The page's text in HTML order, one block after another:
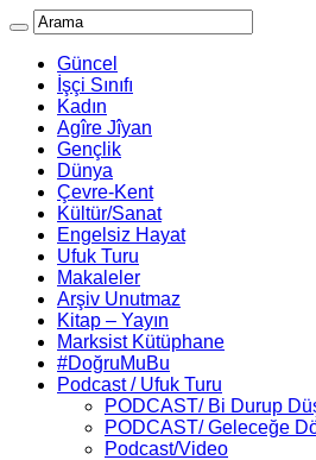
Güncel
İşçi Sınıfı
Kadın
Agîre Jîyan
Gençlik
Dünya
Çevre-Kent
Kültür/Sanat
Engelsiz Hayat
Ufuk Turu
Makaleler
Arşiv Unutmaz
Kitap – Yayın
Marksist Kütüphane
#DoğruMuBu
Podcast / Ufuk Turu
PODCAST/ Bi Durup
PODCAST/ Geleceğe
Podcast/Video